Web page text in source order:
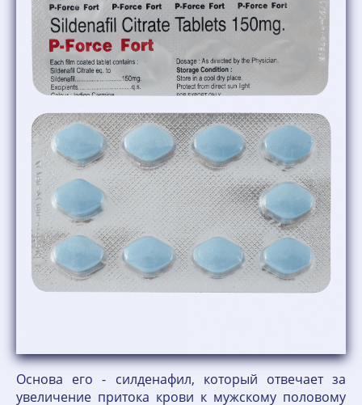
Основа его - силденафил, который отвечает за
увеличение притока крови к мужскому половому